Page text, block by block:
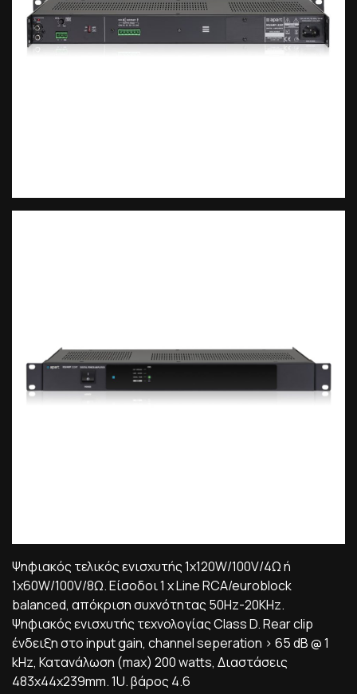
Ψηφιακός τελικός ενισχυτής 1x120W/100V/4Ω ή
1x60W/100V/8Ω. Είσοδοι 1 x Line RCA/euroblock
balanced, απόκριση συχνότητας 50Hz-20KHz.
Ψηφιακός ενισχυτής τεχνολογίας Class D. Rear clip
ένδειξη στο input gain, channel seperation > 65 dB @ 1
kHz, Κατανάλωση (max) 200 watts, Διαστάσεις
483x44x239mm. 1U. βάρος 4.6